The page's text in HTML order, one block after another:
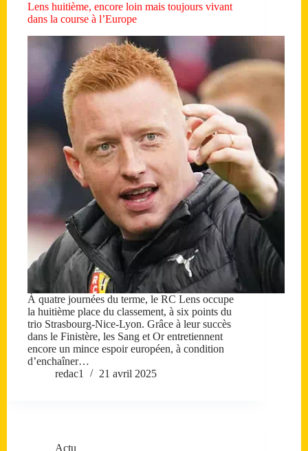
Lens huitième, encore loin mais toujours vivant
dans la course à l’Europe
À quatre journées du terme, le RC Lens occupe
la huitième place du classement, à six points du
trio Strasbourg-Nice-Lyon. Grâce à leur succès
dans le Finistère, les Sang et Or entretiennent
encore un mince espoir européen, à condition
d’enchaîner…
redac1
21 avril 2025
Actu